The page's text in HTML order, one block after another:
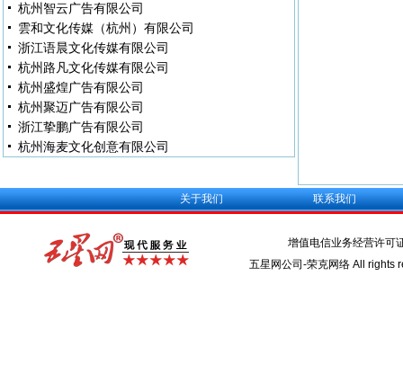
杭州智云广告有限公司
雲和文化传媒（杭州）有限公司
浙江语晨文化传媒有限公司
杭州路凡文化传媒有限公司
杭州盛煌广告有限公司
杭州聚迈广告有限公司
浙江挚鹏广告有限公司
杭州海麦文化创意有限公司
关于我们 联系我们
增值电信业务经营许可
五星网公司-荣克网络 All